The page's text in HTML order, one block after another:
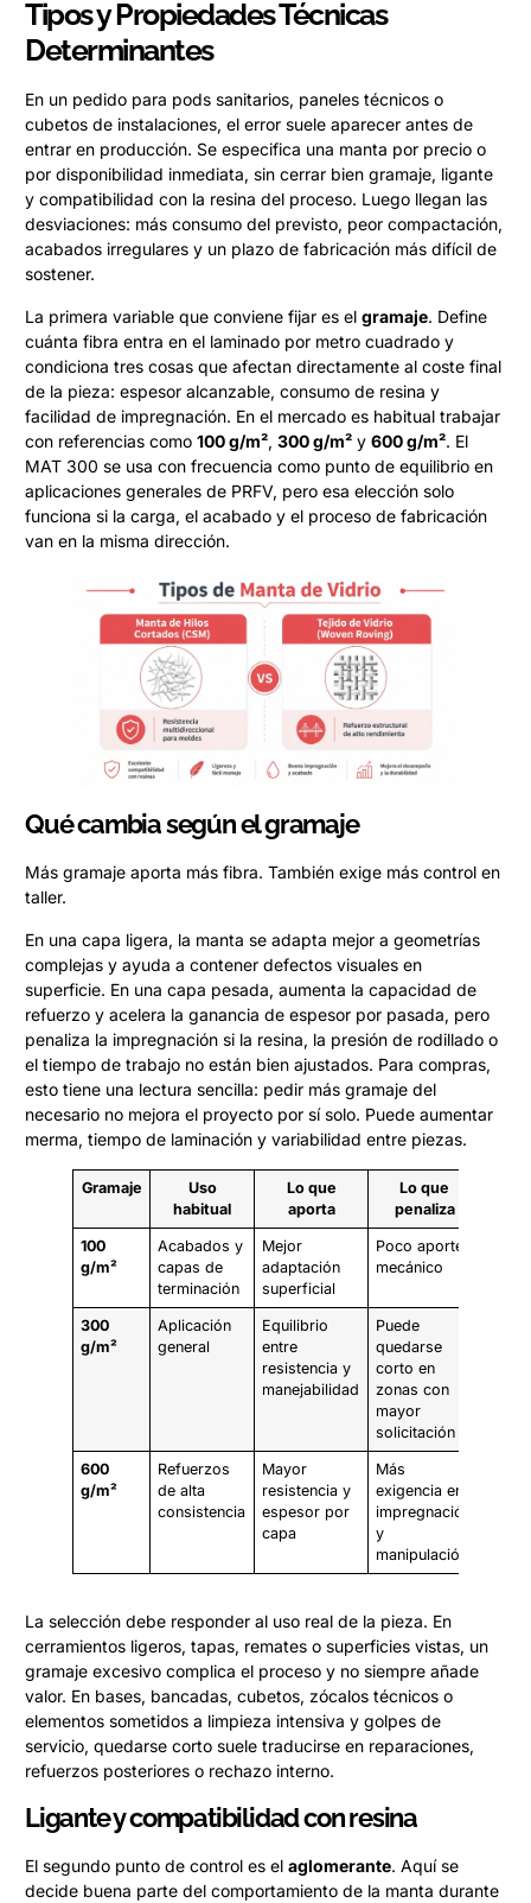
Tipos y Propiedades Técnicas
Determinantes
En un pedido para pods sanitarios, paneles técnicos o
cubetos de instalaciones, el error suele aparecer antes de
entrar en producción. Se especifica una manta por precio o
por disponibilidad inmediata, sin cerrar bien gramaje, ligante
y compatibilidad con la resina del proceso. Luego llegan las
desviaciones: más consumo del previsto, peor compactación,
acabados irregulares y un plazo de fabricación más difícil de
sostener.
La primera variable que conviene fijar es el gramaje. Define
cuánta fibra entra en el laminado por metro cuadrado y
condiciona tres cosas que afectan directamente al coste final
de la pieza: espesor alcanzable, consumo de resina y
facilidad de impregnación. En el mercado es habitual trabajar
con referencias como 100 g/m², 300 g/m² y 600 g/m². El
MAT 300 se usa con frecuencia como punto de equilibrio en
aplicaciones generales de PRFV, pero esa elección solo
funciona si la carga, el acabado y el proceso de fabricación
van en la misma dirección.
Qué cambia según el gramaje
Más gramaje aporta más fibra. También exige más control en
taller.
En una capa ligera, la manta se adapta mejor a geometrías
complejas y ayuda a contener defectos visuales en
superficie. En una capa pesada, aumenta la capacidad de
refuerzo y acelera la ganancia de espesor por pasada, pero
penaliza la impregnación si la resina, la presión de rodillado o
el tiempo de trabajo no están bien ajustados. Para compras,
esto tiene una lectura sencilla: pedir más gramaje del
necesario no mejora el proyecto por sí solo. Puede aumentar
merma, tiempo de laminación y variabilidad entre piezas.
Gramaje
Uso
habitual
Lo que
aporta
Lo que
penaliza
100
g/m²
Acabados y
capas de
terminación
Mejor
adaptación
superficial
Poco aporte
mecánico
300
g/m²
Aplicación
general
Equilibrio
entre
resistencia y
manejabilidad
Puede
quedarse
corto en
zonas con
mayor
solicitación
600
g/m²
Refuerzos
de alta
consistencia
Mayor
resistencia y
espesor por
capa
Más
exigencia en
impregnación
y
manipulación
La selección debe responder al uso real de la pieza. En
cerramientos ligeros, tapas, remates o superficies vistas, un
gramaje excesivo complica el proceso y no siempre añade
valor. En bases, bancadas, cubetos, zócalos técnicos o
elementos sometidos a limpieza intensiva y golpes de
servicio, quedarse corto suele traducirse en reparaciones,
refuerzos posteriores o rechazo interno.
Ligante y compatibilidad con resina
El segundo punto de control es el aglomerante. Aquí se
decide buena parte del comportamiento de la manta durante